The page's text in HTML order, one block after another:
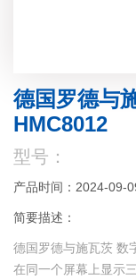
德国罗德与
HMC8012
型号：
产品时间：2024-09-
简要描述：
德国罗德与施瓦茨 数
在同一个屏幕上显示